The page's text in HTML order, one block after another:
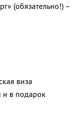
(обязательно!) –
виза
и в подарок